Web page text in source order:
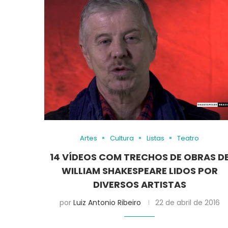
Artes Cultura Listas Teatro
14 VÍDEOS COM TRECHOS DE OBRAS
WILLIAM SHAKESPEARE LIDOS POR
DIVERSOS ARTISTAS
por Luiz Antonio Ribeiro 22 de abril de 2016